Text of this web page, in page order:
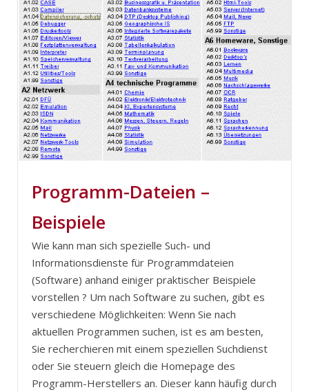
Programm-Dateien –
Beispiele
Wie kann man sich spezielle Such- und
Informationsdienste für Programmdateien
(Software) anhand einiger praktischer Beispiele
vorstellen ? Um nach Software zu suchen, gibt es
verschiedene Möglichkeiten: Wenn Sie nach
aktuellen Programmen suchen, ist es am besten,
Sie recherchieren mit einem speziellen Suchdienst
oder Sie steuern gleich die Homepage des
Programm-Herstellers an. Dieser kann häufig durch